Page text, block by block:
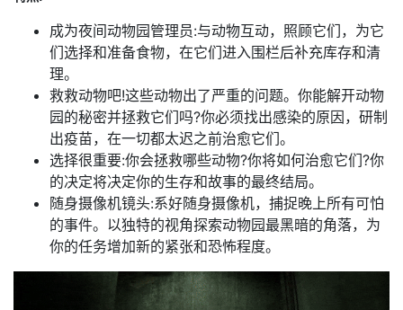
成为夜间动物园管理员:与动物互动，照顾它们，为它
们选择和准备食物，在它们进入围栏后补充库存和清
理。
救救动物吧!这些动物出了严重的问题。你能解开动物
园的秘密并拯救它们吗?你必须找出感染的原因，研制
出疫苗，在一切都太迟之前治愈它们。
选择很重要:你会拯救哪些动物?你将如何治愈它们?你
的决定将决定你的生存和故事的最终结局。
随身摄像机镜头:系好随身摄像机，捕捉晚上所有可怕
的事件。以独特的视角探索动物园最黑暗的角落，为
你的任务增加新的紧张和恐怖程度。